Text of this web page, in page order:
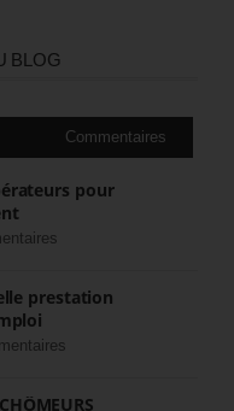
BLOG
Commentaires
pour
prestation